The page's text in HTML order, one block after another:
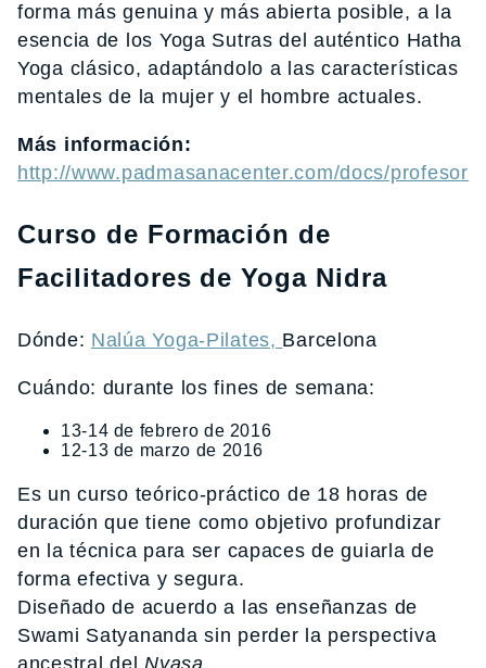
forma más genuina y más abierta posible, a la
esencia de los Yoga Sutras del auténtico Hatha
Yoga clásico, adaptándolo a las características
mentales de la mujer y el hombre actuales.
Más información:
http://www.padmasanacenter.com/docs/
Curso de Formación de
Facilitadores de Yoga Nidra
Dónde: Nalúa Yoga-Pilates, Barcelona
Cuándo: durante los fines de semana:
13-14 de febrero de 2016
12-13 de marzo de 2016
Es un curso teórico-práctico de 18 horas de
duración que tiene como objetivo profundizar
en la técnica para ser capaces de guiarla de
forma efectiva y segura.
Diseñado de acuerdo a las enseñanzas de
Swami Satyananda sin perder la perspectiva